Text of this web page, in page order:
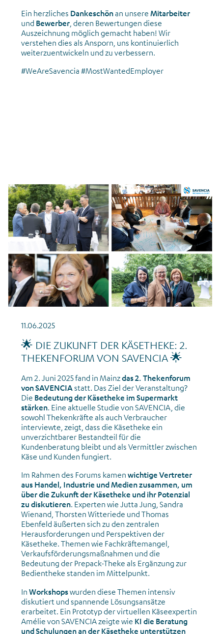
Ein herzliches Dankeschönan unsereMitarbeiter
und Bewerber , deren Bewertungen diese
Auszeichnung möglich gemacht haben! Wir
verstehen dies als Ansporn, uns kontinuierlich
weiterzuentwickeln und zu verbessern.
#WeAreSavencia #MostWantedEmployer
News_2. Theken Forum_Juni 2025
11.06.2025
🌟 DIE ZUKUNFT DER KÄSETHEKE: 2.
THEKENFORUM VON SAVENCIA 🌟
Am 2. Juni 2025 fand in Mainzdas 2. Thekenforum
von SAVENCIA statt. Das Ziel der Veranstaltung?
Die Bedeutung der Käsetheke im Supermarkt
stärken. Eine aktuelle Studie von SAVENCIA, die
sowohl Thekenkräfte als auch Verbraucher
interviewte, zeigt, dass die Käsetheke ein
unverzichtbarer Bestandteil für die
Kundenberatung bleibt und als Vermittler zwischen
Käse und Kunden fungiert.
Im Rahmen des Forums kamenwichtige Vertreter
aus Handel, Industrie und Medien zusammen, um
über die Zukunft der Käsetheke und ihr Potenzial
zu diskutieren. Experten wie Jutta Jung, Sandra
Wienand, Thorsten Witteriede und Thomas
Ebenfeld äußerten sich zu den zentralen
Herausforderungen und Perspektiven der
Käsetheke. Themen wie Fachkräftemangel,
Verkaufsförderungsmaßnahmen und die
Bedeutung der Prepack-Theke als Ergänzung zur
Bedientheke standen im Mittelpunkt.
InWorkshopswurden diese Themen intensiv
diskutiert und spannende Lösungsansätze
erarbeitet. Ein Prototyp der virtuellen Käseexpertin
Amélie von SAVENCIA zeigte wie KI die Beratung
und Schulungen an der Käsetheke unterstützen